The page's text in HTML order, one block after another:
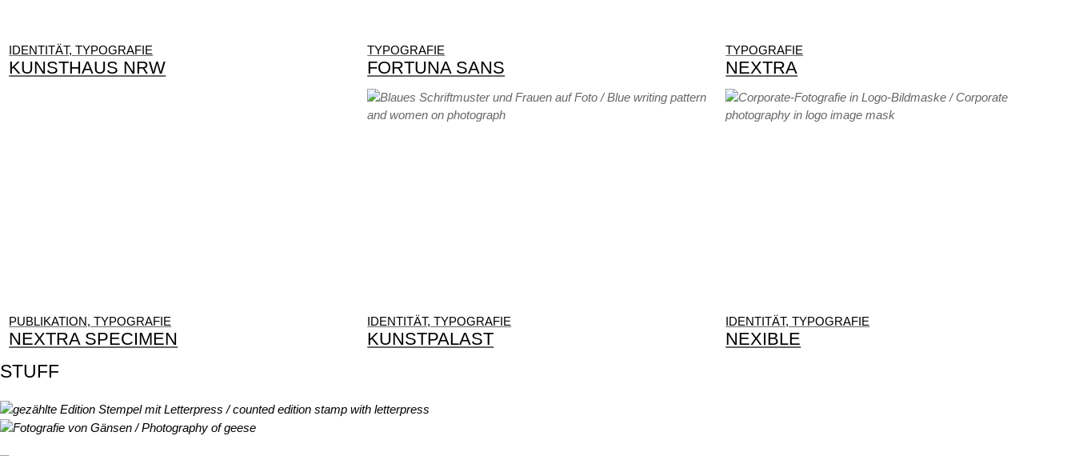
IDENTITÄT, TYPOGRAFIE
KUNSTHAUS NRW
TYPOGRAFIE
FORTUNA SANS
TYPOGRAFIE
NEXTRA
PUBLIKATION, TYPOGRAFIE
NEXTRA SPECIMEN
IDENTITÄT, TYPOGRAFIE
KUNSTPALAST
IDENTITÄT, TYPOGRAFIE
NEXIBLE
STUFF